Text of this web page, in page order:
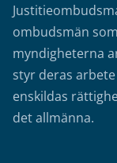
ombudsmän
myndigheterna
styr deras
enskildas
det allmänna.